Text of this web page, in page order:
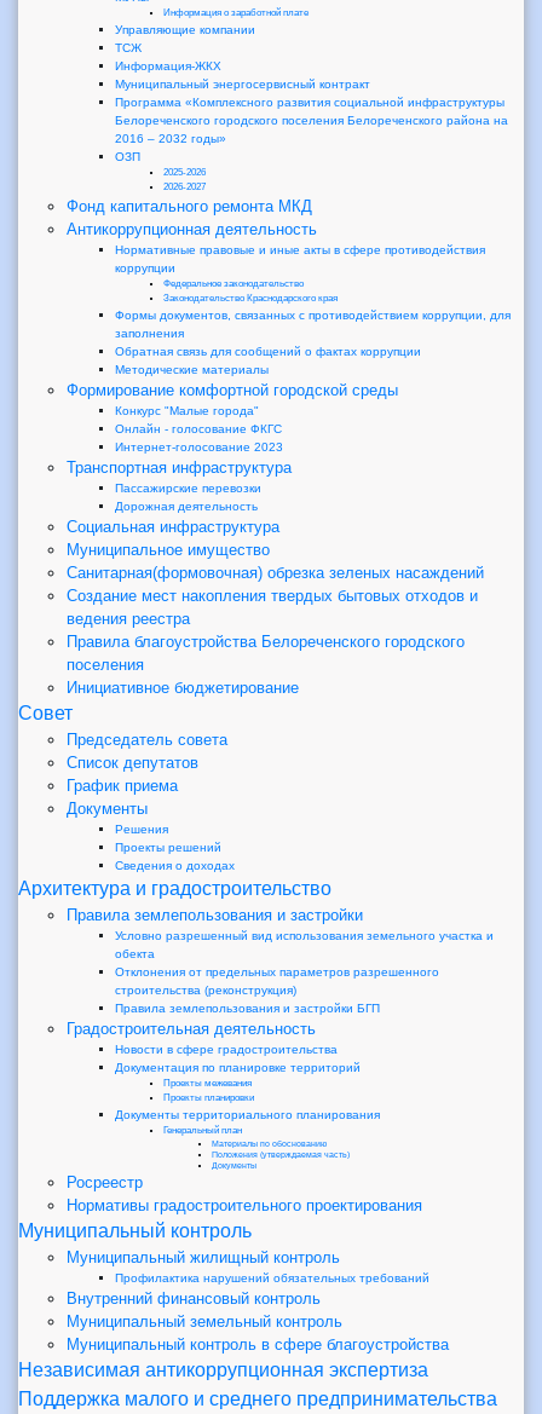
Информация о заработной плате
Управляющие компании
ТСЖ
Информация-ЖКХ
Муниципальный энергосервисный контракт
Программа «Комплексного развития социальной инфраструктуры
Белореченского городского поселения Белореченского района на
2016 – 2032 годы»
ОЗП
2025-2026
2026-2027
Фонд капитального ремонта МКД
Антикоррупционная деятельность
Нормативные правовые и иные акты в сфере противодействия
коррупции
Федеральное законодательство
Законодательство Краснодарского края
Формы документов, связанных с противодействием коррупции, для
заполнения
Обратная связь для сообщений о фактах коррупции
Методические материалы
Формирование комфортной городской среды
Конкурс "Малые города"
Онлайн - голосование ФКГС
Интернет-голосование 2023
Транспортная инфраструктура
Пассажирские перевозки
Дорожная деятельность
Социальная инфраструктура
Муниципальное имущество
Санитарная(формовочная) обрезка зеленых насаждений
Создание мест накопления твердых бытовых отходов и
ведения реестра
Правила благоустройства Белореченского городского
поселения
Инициативное бюджетирование
Совет
Председатель совета
Список депутатов
График приема
Документы
Решения
Проекты решений
Сведения о доходах
Архитектура и градостроительство
Правила землепользования и застройки
Условно разрешенный вид использования земельного участка и
обекта
Отклонения от предельных параметров разрешенного
строительства (реконструкция)
Правила землепользования и застройки БГП
Градостроительная деятельность
Новости в сфере градостроительства
Документация по планировке территорий
Проекты межевания
Проекты планировки
Документы территориального планирования
Генеральный план
Материалы по обоснованию
Положения (утверждаемая часть)
Документы
Росреестр
Нормативы градостроительного проектирования
Муниципальный контроль
Муниципальный жилищный контроль
Профилактика нарушений обязательных требований
Внутренний финансовый контроль
Муниципальный земельный контроль
Муниципальный контроль в сфере благоустройства
Независимая антикоррупционная экспертиза
Поддержка малого и среднего предпринимательства